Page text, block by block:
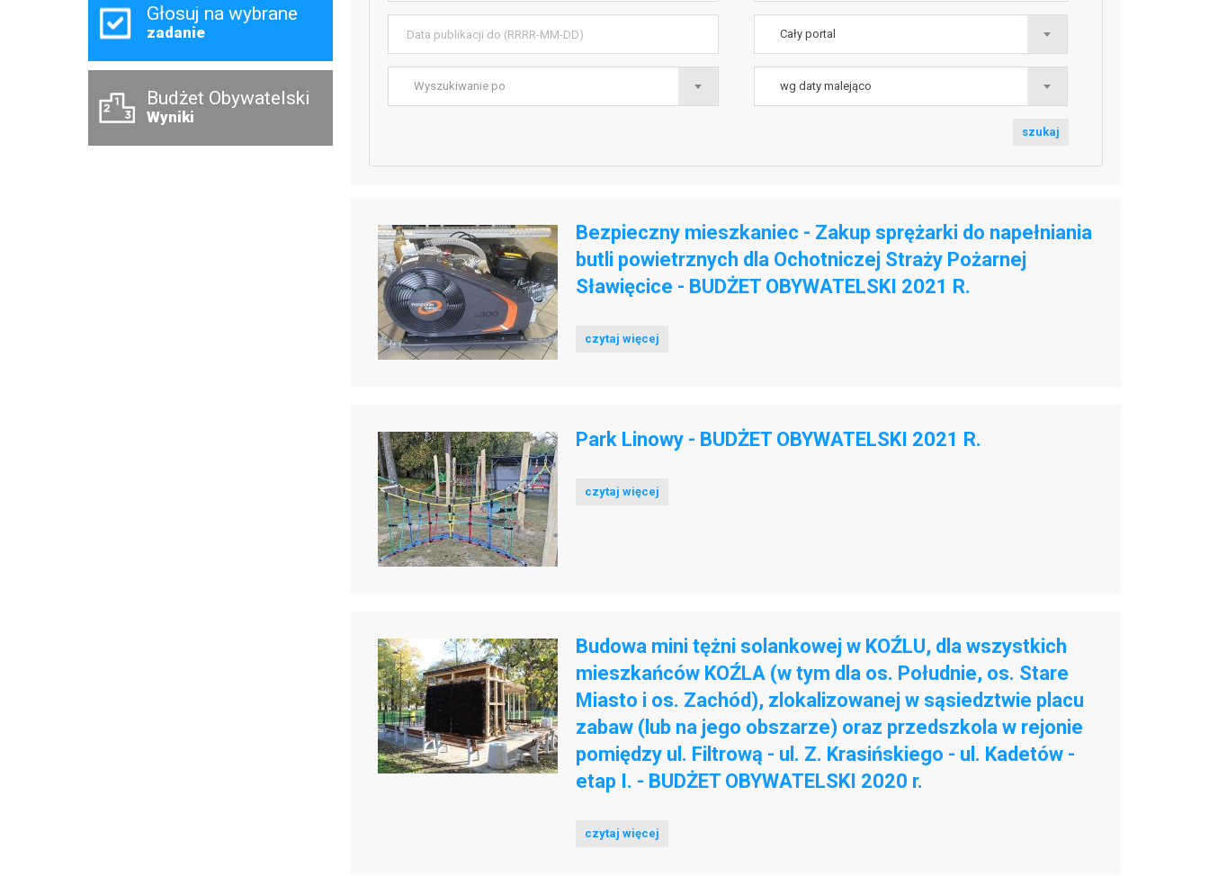
Głosuj na wybrane
zadanie
Budżet Obywatelski
Wyniki
Cały portal
Wyszukiwanie po
wg daty malejąco
szukaj
Bezpieczny mieszkaniec - Zakup sprężarki do napełniania
butli powietrznych dla Ochotniczej Straży Pożarnej
Sławięcice - BUDŻET OBYWATELSKI 2021 R.
czytaj więcej
Park Linowy - BUDŻET OBYWATELSKI 2021 R.
czytaj więcej
Budowa mini tężni solankowej w KOŹLU, dla wszystkich
mieszkańców KOŹLA (w tym dla os. Południe, os. Stare
Miasto i os. Zachód), zlokalizowanej w sąsiedztwie placu
zabaw (lub na jego obszarze) oraz przedszkola w rejonie
pomiędzy ul. Filtrową - ul. Z. Krasińskiego - ul. Kadetów -
etap I. - BUDŻET OBYWATELSKI 2020 r.
czytaj więcej